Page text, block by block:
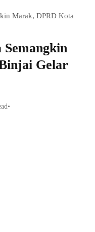
Marak, DPRD Kota
Gelar
•